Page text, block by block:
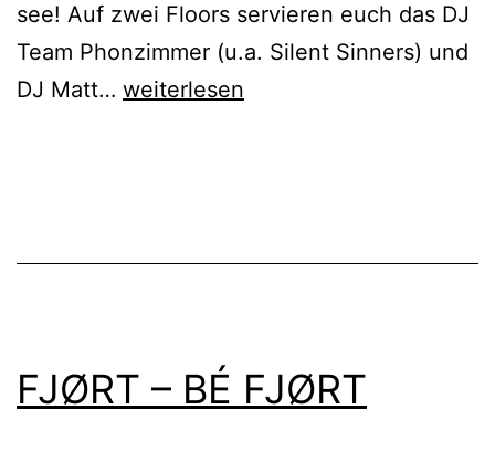
see! Auf zwei Floors servieren euch das DJ
Team Phonzimmer (u.a. Silent Sinners) und
DJ Matt… CAN’T
weiterlesen
FJØRT – BÉ FJØRT